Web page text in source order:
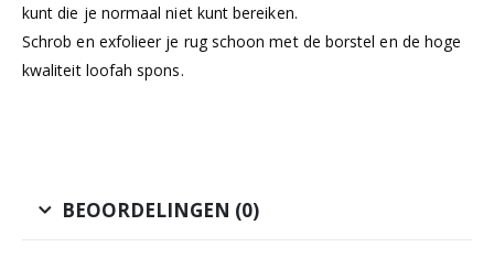
kunt die je normaal niet kunt bereiken.
Schrob en exfolieer je rug schoon met de borstel en de hoge
kwaliteit loofah spons.
BEOORDELINGEN (0)